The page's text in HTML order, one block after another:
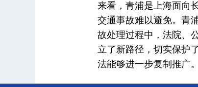
来看，青浦是上海面向
交通事故难以避免。青
故处理过程中，法院、
立了新路径，切实保护
法能够进一步复制推广。